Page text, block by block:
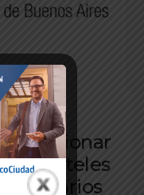
accionar
carteles
Sanitarios